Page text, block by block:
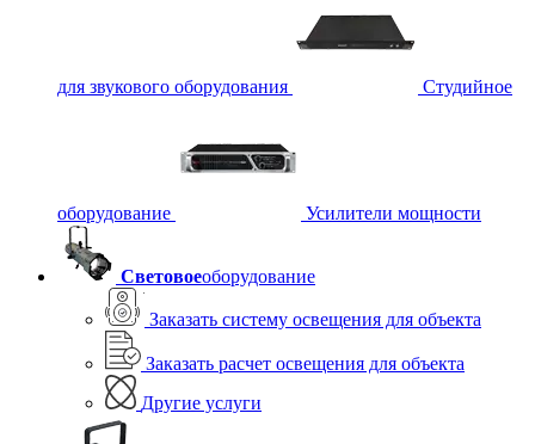
для звукового оборудования Студийное
оборудование Усилители мощности
Световоеоборудование
Заказать систему освещения для объекта
Заказать расчет освещения для объекта
Другие услуги